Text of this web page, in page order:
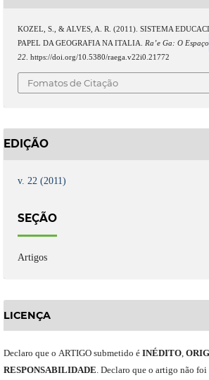
KOZEL, S., & ALVES, A. R. (2011). SISTEMA
PAPEL DA GEOGRAFIA NA ITALIA. Ra’e Ga: O
22. https://doi.org/10.5380/raega.v22i0.21772
Fomatos de Citação
EDIÇÃO
v. 22 (2011)
SEÇÃO
Artigos
LICENÇA
Declaro que o ARTIGO submetido é INÉDITO,
RESPONSABILIDADE Declaro que o artigo não foi